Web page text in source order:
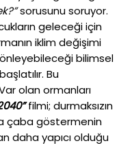
sorusunu soruyor.
geleceği için
iklim değişimi
bilimsel
Bu
olan ormanları
filmi; durmaksızın
çaba göstermenin
daha yapıcı olduğu